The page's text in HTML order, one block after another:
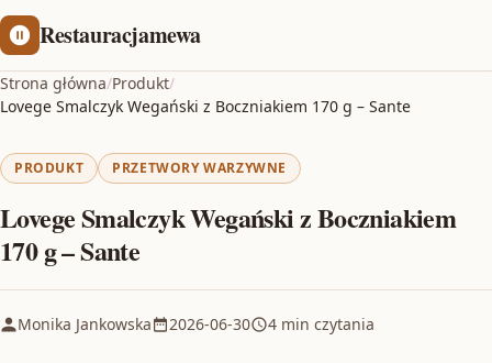
Restauracjamewa
Strona główna/Produkt/
Lovege Smalczyk Wegański z Boczniakiem 170 g – Sante
PRODUKT PRZETWORY WARZYWNE
Lovege Smalczyk Wegański z Boczniakiem
170 g – Sante
Monika Jankowska 2026-06-30 4 min czytania